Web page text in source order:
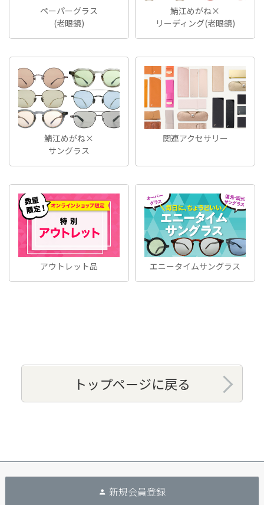
ペーパーグラス
(老眼鏡)
鯖江めがね×
リーディング(老眼鏡)
鯖江めがね×
サングラス
関連アクセサリー
アウトレット品 エニータイムサングラス
トップページに戻る
新規会員登録